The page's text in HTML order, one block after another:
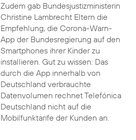
Zudem gab Bundesjustizministerin
Christine Lambrecht Eltern die
Empfehlung, die Corona-Warn-
App der Bundesregierung auf den
Smartphones ihrer Kinder zu
installieren. Gut zu wissen: Das
durch die App innerhalb von
Deutschland verbrauchte
Datenvolumen rechnet Telefónica
Deutschland nicht auf die
Mobilfunktarife der Kunden an.